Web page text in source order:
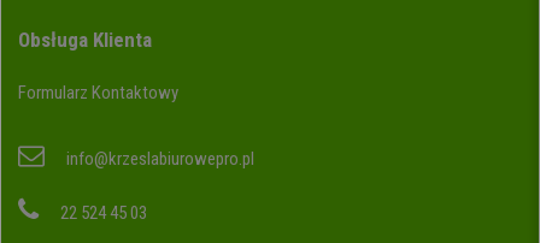
Obsługa Klienta
Formularz Kontaktowy
info@krzeslabiurowepro.pl
22 524 45 03